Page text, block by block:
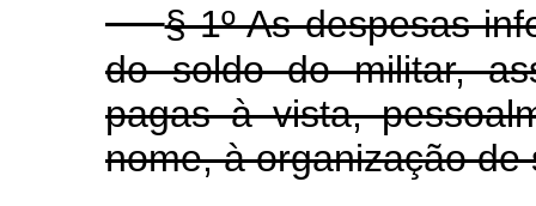
§ 1º As despesas
do soldo do militar,
pagas à vista,
nome, à organização de